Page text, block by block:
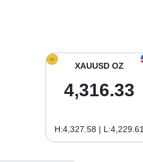
XAUUSD OZ
4,316.33
H:4,327.58 | L:4,229.61